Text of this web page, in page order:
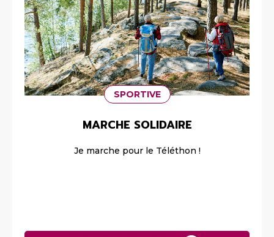
SPORTIVE
MARCHE SOLIDAIRE
Je marche pour le Téléthon !